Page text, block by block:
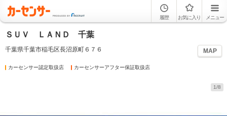
履歴 お気に入り メニュー
ＳＵＶ ＬＡＮＤ 千葉
千葉県千葉市稲毛区長沼原町６７６ MAP
カーセンサー認定取扱店 カーセンサーアフター保証取扱店
1/8